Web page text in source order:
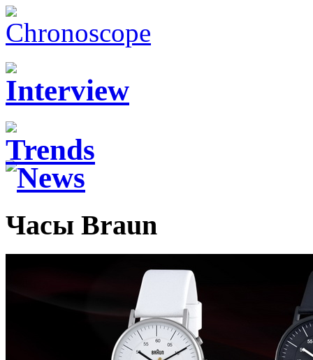
Часы Braun